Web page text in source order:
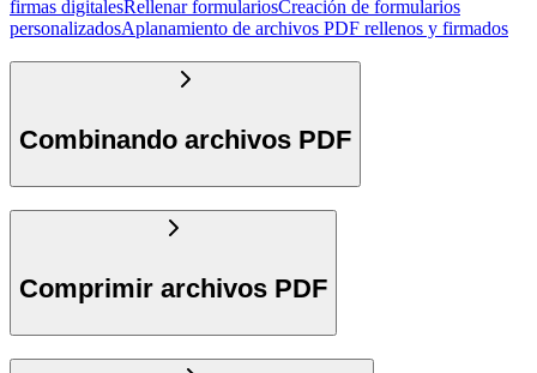
firmas digitalesRellenar formulariosCreación de formularios
personalizadosAplanamiento de archivos PDF rellenos y firmados
Combinando archivos PDF
Comprimir archivos PDF